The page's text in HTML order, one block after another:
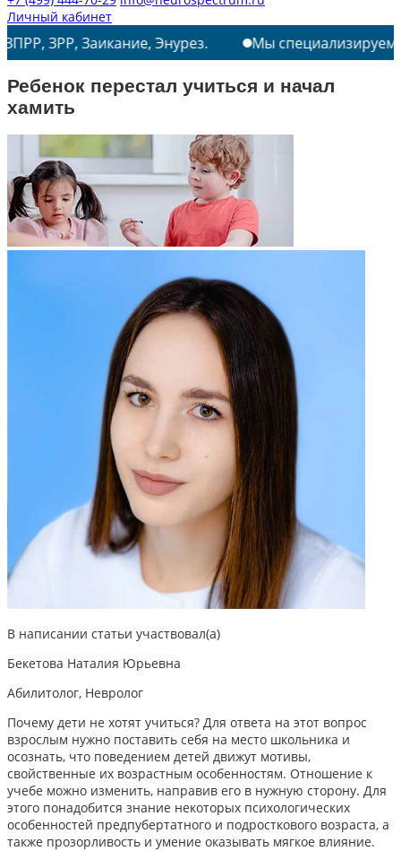
Личный кабинет
Энурез. Мы специализируемся на
Ребенок перестал учиться и начал
хамить
В написании статьи участвовал(а)
Бекетова Наталия Юрьевна
Абилитолог, Невролог
Почему дети не хотят учиться? Для ответа на этот вопрос
взрослым нужно поставить себя на место школьника и
осознать, что поведением детей движут мотивы,
свойственные их возрастным особенностям. Отношение к
учебе можно изменить, направив его в нужную сторону. Для
этого понадобится знание некоторых психологических
особенностей предпубертатного и подросткового возраста, а
также прозорливость и умение оказывать мягкое влияние.